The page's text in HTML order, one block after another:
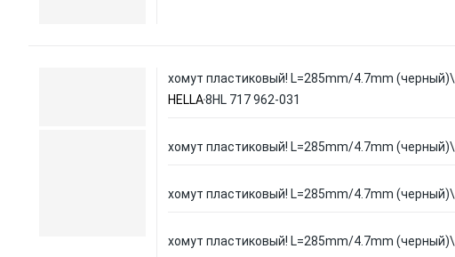
хомут пластиковый! L=285mm/4.7mm (черный)\
HELLA8HL 717 962-031
хомут пластиковый! L=285mm/4.7mm (черный)\
хомут пластиковый! L=285mm/4.7mm (черный)\
хомут пластиковый! L=285mm/4.7mm (черный)\